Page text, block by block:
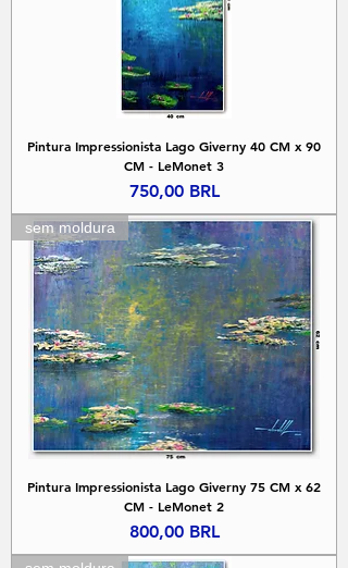
Pintura Impressionista Lago Giverny 40 CM x 90
CM - LeMonet 3
Precio
750,00 BRL
sem moldura
Pintura Impressionista Lago Giverny 75 CM x 62
CM - LeMonet 2
Precio
800,00 BRL